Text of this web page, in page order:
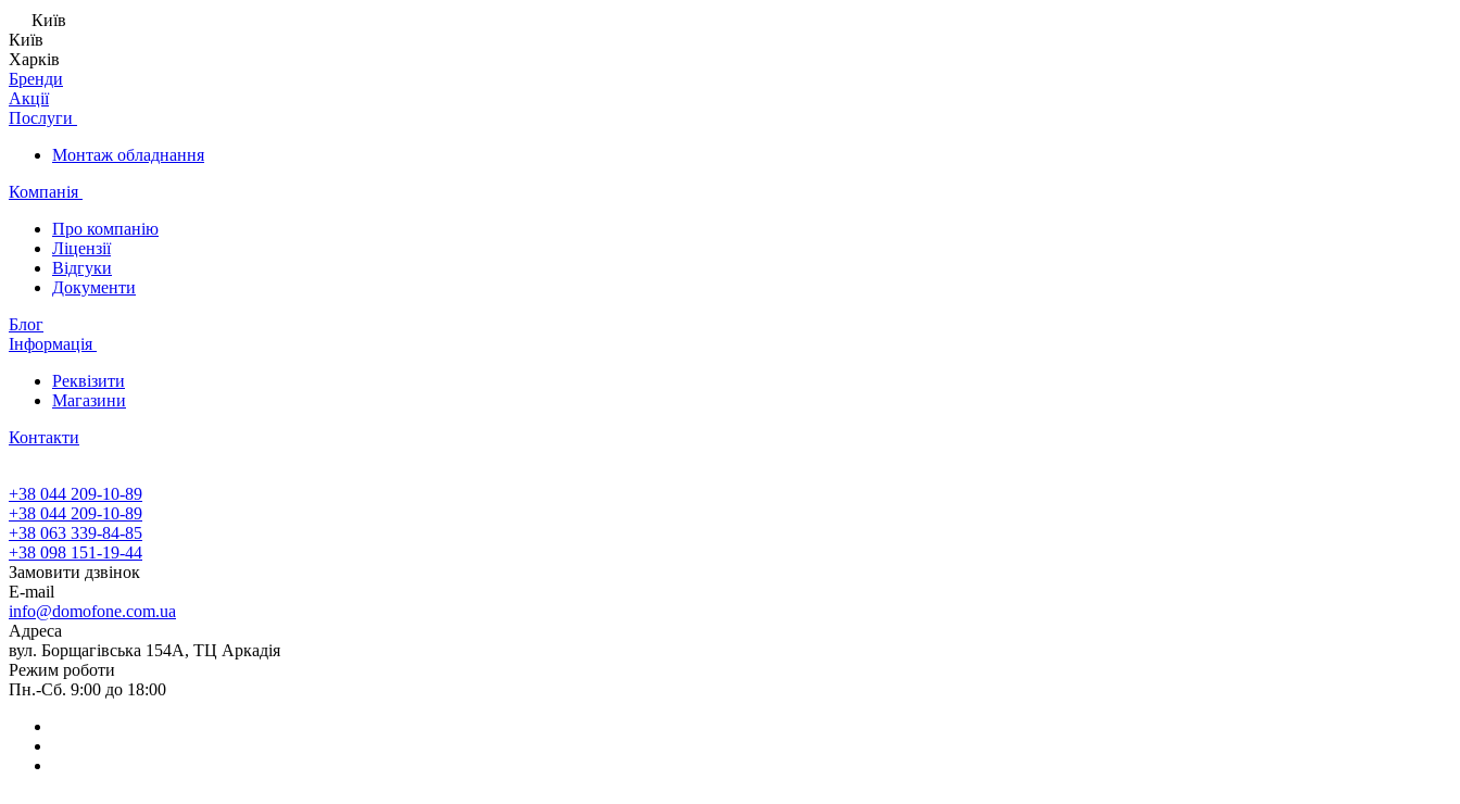
Київ
Київ
Харків
Бренди
Акції
Послуги
Монтаж обладнання
Компанія
Про компанію
Ліцензії
Відгуки
Документи
Блог
Інформація
Реквізити
Магазини
Контакти
+38 044 209-10-89
+38 044 209-10-89
+38 063 339-84-85
+38 098 151-19-44
Замовити дзвінок
E-mail
info@domofone.com.ua
Адреса
вул. Борщагівська 154А, ТЦ Аркадія
Режим роботи
Пн.-Сб. 9:00 до 18:00